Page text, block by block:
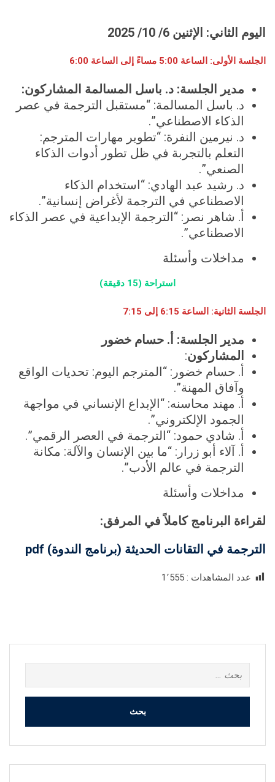
اليوم الثاني: الإثنين 6
/
10
/ 202
5
الجلسة الأولى: الساعة 5:00 مساءً إلى الساعة 6:00
مدير الجلسة: د. باسل المسالمة المشاركون:
د. باسل المسالمة: “مستقبل الترجمة في عصر
الذكاء الاصطناعي”.
د. نيرمين النفرة: “تطوير مهارات المترجم:
التعلم بالتجربة في ظل تطور أدوات الذكاء
الصنعي”.
د. رشيد عبد الهادي: “استخدام الذكاء
الاصطناعي في الترجمة لأغراض إنسانية”.
أ. شاهر نصر: “الترجمة الإبداعية في عصر الذكاء
الاصطناعي”.
مداخلات وأسئلة
استراحة (15 دقيقة)
الجلسة الثانية: الساعة 6:15 إلى 7:15
مدير الجلسة: أ. حسام خضور
المشاركون:
أ. حسام خضور: “المترجم اليوم: تحديات الواقع
وآفاق المهنة”.
أ. مهند محاسنه: “الإبداع الإنساني في مواجهة
الجمود الإلكتروني”.
أ. شادي حمود: “الترجمة في العصر الرقمي”.
أ. آلاء أبو زرار: “ما بين الإنسان والآلة: مكانة
الترجمة في عالم الأدب”.
مداخلات وأسئلة
لقراءة البرنامج كاملاً في المرفق:
الترجمة في التقانات الحديثة (برنامج الندوة) pdf
عدد المشاهدات : 1٬555
عن: